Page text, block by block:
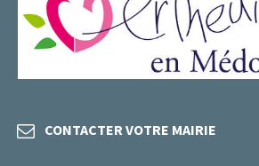
CONTACTER VOTRE MAIRIE